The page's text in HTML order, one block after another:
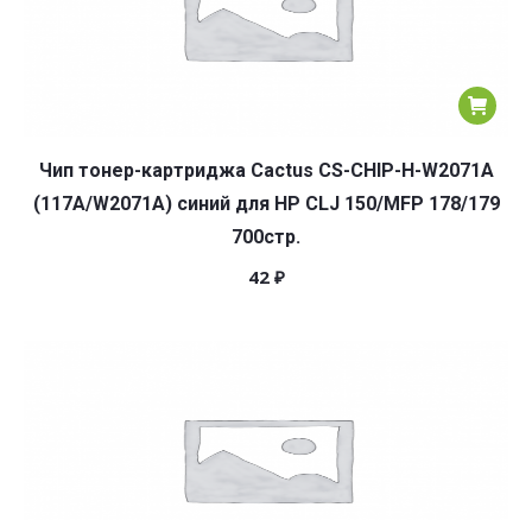
Чип тонер-картриджа Cactus CS-CHIP-H-W2071A
(117A/W2071A) синий для HP CLJ 150/MFP 178/179
700стр.
42 ₽